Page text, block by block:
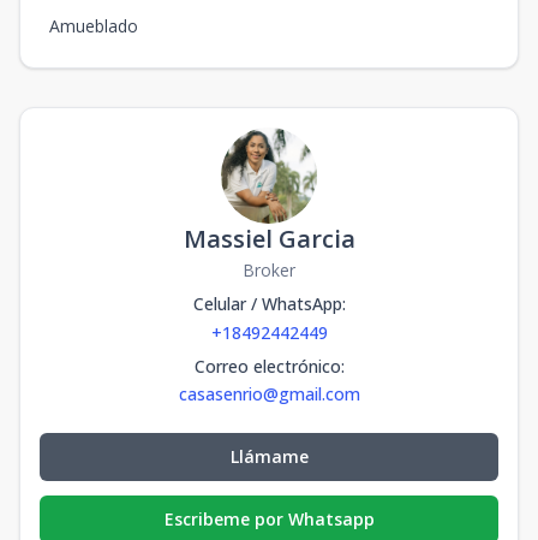
Amueblado
Massiel Garcia
Broker
Celular / WhatsApp:
+18492442449
Correo electrónico:
casasenrio@gmail.com
Llámame
Escribeme por Whatsapp